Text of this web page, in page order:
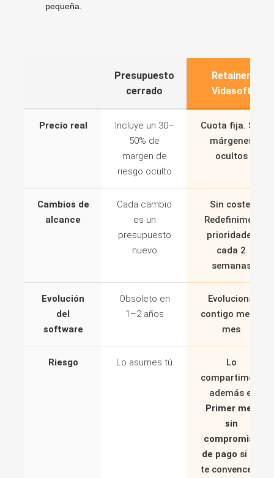
pequeña.
Presupuesto
cerrado
Retainer
Vidasoft
Precio real
Incluye un 30–
50% de
margen de
riesgo oculto
Cuota fija. Sin
márgenes
ocultos
Cambios de
alcance
Cada cambio
es un
presupuesto
nuevo
Sin coste.
Redefinimos
prioridades
cada 2
semanas
Evolución
del
software
Obsoleto en
1–2 años
Evoluciona
contigo mes a
mes
Riesgo Lo asumes tú
Lo
compartimos,
además el
Primer mes
sin
compromiso
de pago si no
te convence lo